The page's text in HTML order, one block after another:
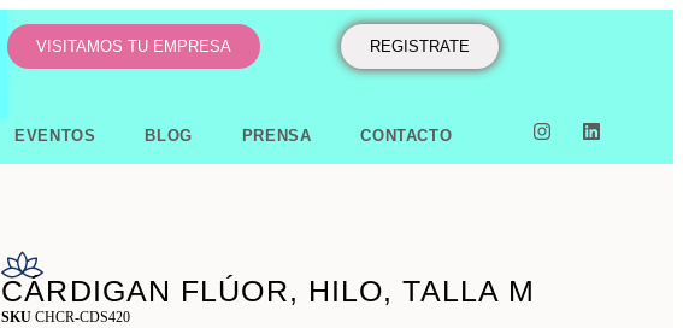
VISITAMOS TU EMPRESA REGISTRATE
EVENTOS BLOG PRENSA CONTACTO
CÁRDIGAN FLÚOR, HILO, TALLA M
SKUCHCR-CDS420